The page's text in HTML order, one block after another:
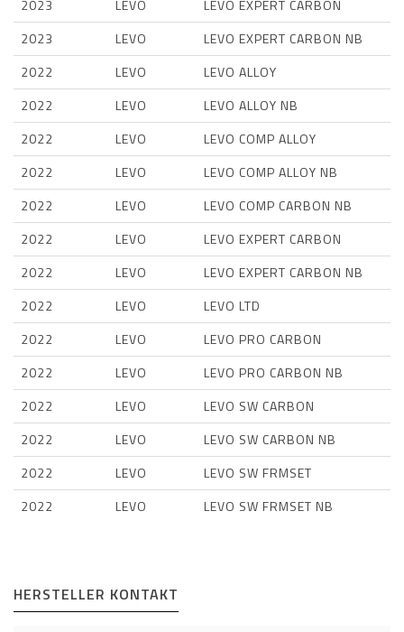
2023 LEVO
LEVO EXPERT CARBON
2023
LEVO
LEVO EXPERT CARBON NB
2022
LEVO
LEVO ALLOY
2022
LEVO
LEVO ALLOY NB
2022
LEVO
LEVO COMP ALLOY
2022
LEVO
LEVO COMP ALLOY NB
2022
LEVO
LEVO COMP CARBON NB
2022
LEVO
LEVO EXPERT CARBON
2022
LEVO
LEVO EXPERT CARBON NB
2022
LEVO
LEVO LTD
2022
LEVO
LEVO PRO CARBON
2022
LEVO
LEVO PRO CARBON NB
2022
LEVO
LEVO SW CARBON
2022
LEVO
LEVO SW CARBON NB
2022
LEVO
LEVO SW FRMSET
2022
LEVO LEVO SW FRMSET NB
HERSTELLER KONTAKT